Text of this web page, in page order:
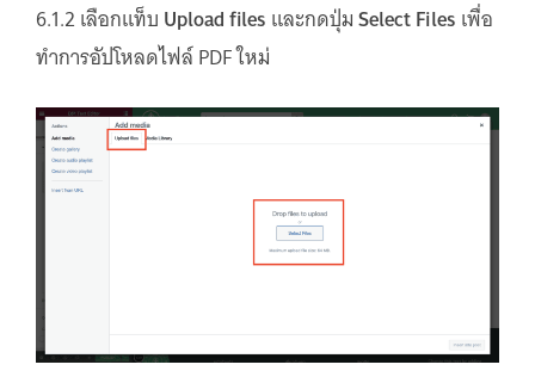
6.1.2 เลือกแท็บ Upload files และกดปุ่มSelect Files เพื่อ
ทำการอัปโหลดไฟล์ PDF ใหม่